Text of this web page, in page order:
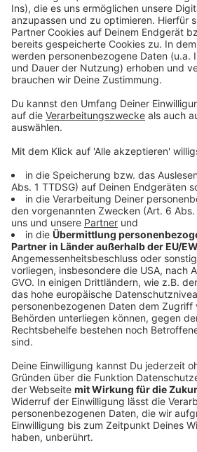
Anzeige
Bekomme ich mit der App
Entschädigung für meinen
ausgefallenen Flug?
Anzeige
Nein. Die Airline kann die
zurückweisen. Dann kann der
noch eine der beiden
Die Schlichtungsstelle für den
Personenverkehr (söp) oder die
Luftverkehr beim Bundesamt für
Anzeige
Gibt es noch andere
Entschädigungszahlung zu
Anzeige
Es gibt eine Reihe von
auf Airlines machen, Entschädigung